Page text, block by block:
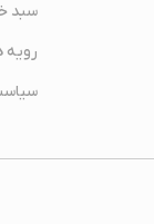
سبد
رویه